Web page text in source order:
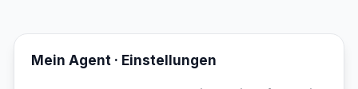
Mein Agent · Einstellungen